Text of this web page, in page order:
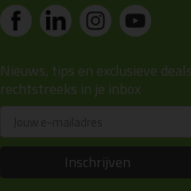
Nieuws, tips en exclusieve deals
rechtstreeks in je inbox
Inschrijven